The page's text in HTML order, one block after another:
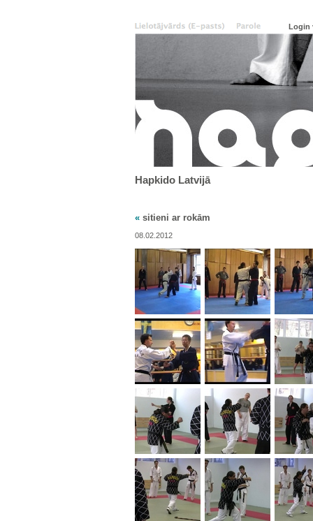
Hapkido Latvijā
« sitieni ar rokām
08.02.2012